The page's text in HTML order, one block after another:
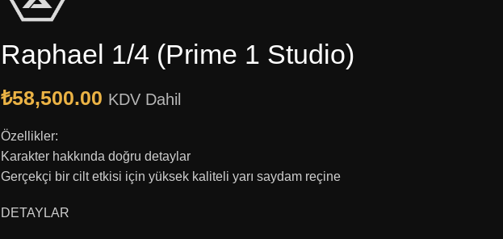
Raphael 1/4 (Prime 1 Studio)
₺58,500.00 KDV Dahil
Özellikler:
Karakter hakkında doğru detaylar
Gerçekçi bir cilt etkisi için yüksek kaliteli yarı saydam reçine
DETAYLAR